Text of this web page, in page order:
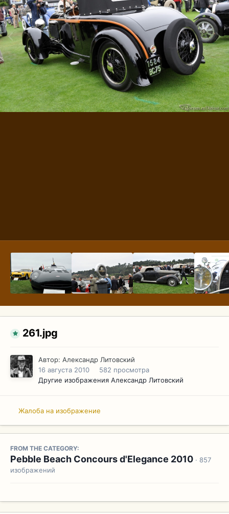
261.jpg
Автор: Александр Литовский
16 августа 2010
582 просмотра
Другие изображения Александр Литовский
Жалоба на изображение
FROM THE CATEGORY:
Pebble Beach Concours d'Elegance 2010 · 857
изображений